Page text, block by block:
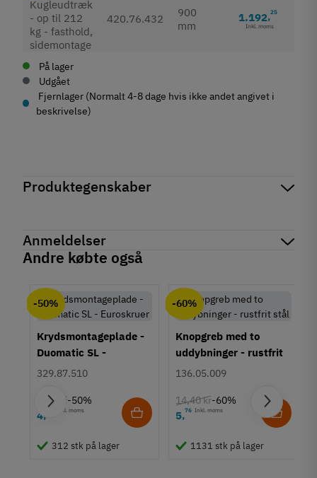
420.76.432
900
mm
1.192,25
Inkl. moms
På lager
Udgået
Fjernlager (Normalt 4-8 dage hvis ikke andet angivet i
beskrivelse)
Produktegenskaber
Produktinformation
Sidemontering
hyldemontering
Udtræk
Overudtræk
Længde
300 mm
400 mm
450 mm
550 mm
Anmeldelser
Andre købte også
-50%
Krydsmontageplade -
Duomatic SL -
Euroskruer
329.87.510
9,25 kr-50%
4, Inkl. moms
312 stk på lager
-60%
Knopgreb med to
uddybninger - rustfrit
stål
136.05.009
14,40 kr-60%
5,76 Inkl. moms
1131 stk på lager